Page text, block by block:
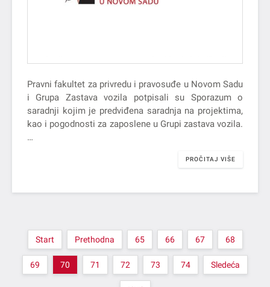
Pravni fakultet za privredu i pravosuđe u Novom Sadu
i Grupa Zastava vozila potpisali su Sporazum o
saradnji kojim je predviđena saradnja na projektima,
kao i pogodnosti za zaposlene u Grupi zastava vozila.
…
PROČITAJ VIŠE
Start Prethodna 65 66 67 68
69 70 71 72 73 74 Sledeća